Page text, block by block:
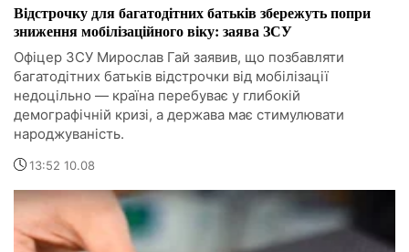
Відстрочку для багатодітних батьків збережуть попри
зниження мобілізаційного віку: заява ЗСУ
Офіцер ЗСУ Мирослав Гай заявив, що позбавляти
багатодітних батьків відстрочки від мобілізації
недоцільно — країна перебуває у глибокій
демографічній кризі, а держава має стимулювати
народжуваність.
13:52 10.08